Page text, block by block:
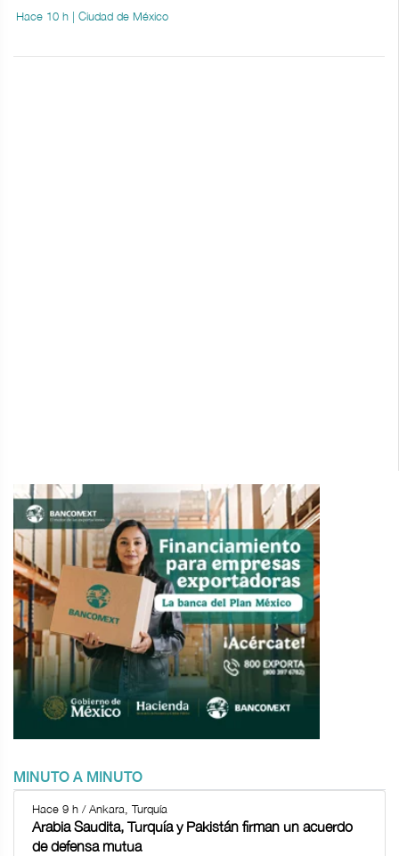
Hace 10 h | Ciudad de México
MINUTO A MINUTO
Hace 9 h / Ankara, Turquía
Arabia Saudita, Turquía y Pakistán firman un acuerdo
de defensa mutua